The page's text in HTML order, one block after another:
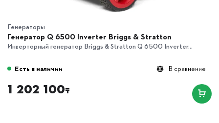
Генераторы
Генератор Q 6500 Inverter Briggs & Stratton
Инверторный генератор Briggs & Stratton Q 6500 Inverter...
В сравнение
Есть в наличии
1 202 100₸